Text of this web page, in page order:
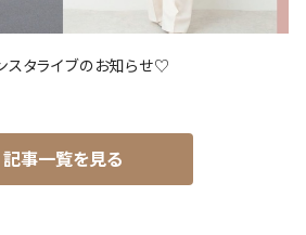
タライブのお知らせ♡
記事一覧を見る